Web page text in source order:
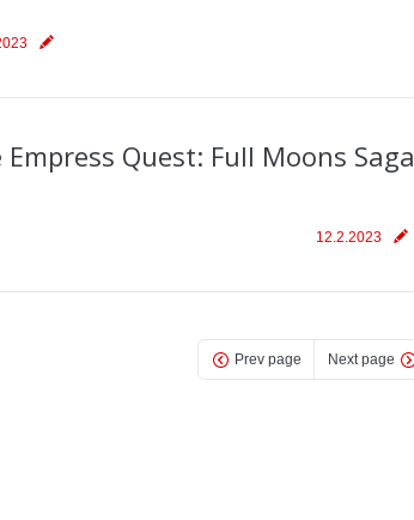
Quest: Full Moons Saga
12.2.2023
Prev page Next page